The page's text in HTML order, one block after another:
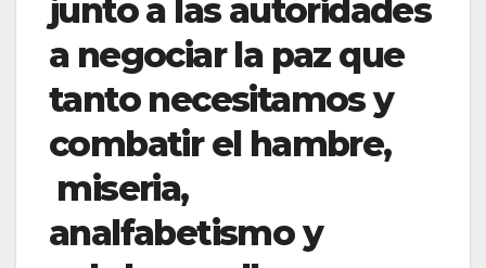
junto a las autoridades
a negociar la paz que
tanto necesitamos y
combatir el hambre,
miseria,
analfabetismo y